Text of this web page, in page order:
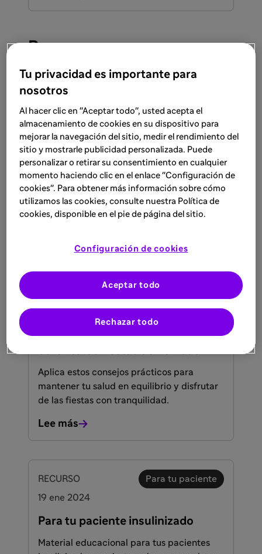
Recursos
Ver todos los recursos
FACULTADOS PARA PRESCRIBIR O DISPENSAR
RECURSO
Sanitarios
23 ene 2026
Cambia y titula con Toujeo®: guía
práctica en una sola infografía
Todo lo que necesitas saber sobre inicio,
cambio y titulación de Toujeo®
Control glucémico con Toujeo®
Aplica estos consejos prácticos para
mantener tu salud en equilibrio y disfrutar
de las fiestas con tranquilidad.
Lee más
RECURSO
Para tu paciente
19 ene 2024
Para tu paciente insulinizado
Material educacional para tus pacientes
Tu privacidad es importante para
nosotros
Al hacer clic en "Aceptar todo", usted acepta el
almacenamiento de cookies en su dispositivo para
mejorar la navegación del sitio, medir el rendimiento del
sitio y mostrarle publicidad personalizada. Puede
personalizar o retirar su consentimiento en cualquier
momento haciendo clic en el enlace "Configuración de
cookies". Para obtener más información sobre cómo
utilizamos las cookies, consulte nuestra Política de
cookies, disponible en el pie de página del sitio.
Configuración de cookies
Rechazar todo
Aceptar todo